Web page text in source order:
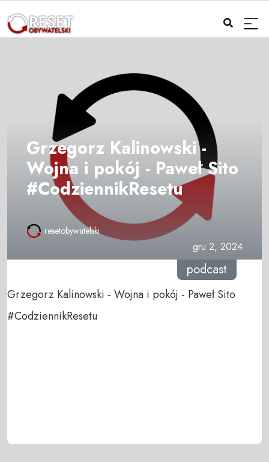
Grzegorz Kalinowski -
Wojna i pokój - Paweł Sito
#CodziennikResetu
resetobywatelski
gru 2, 2024
podcast
Grzegorz Kalinowski - Wojna i pokój - Paweł Sito
#CodziennikResetu